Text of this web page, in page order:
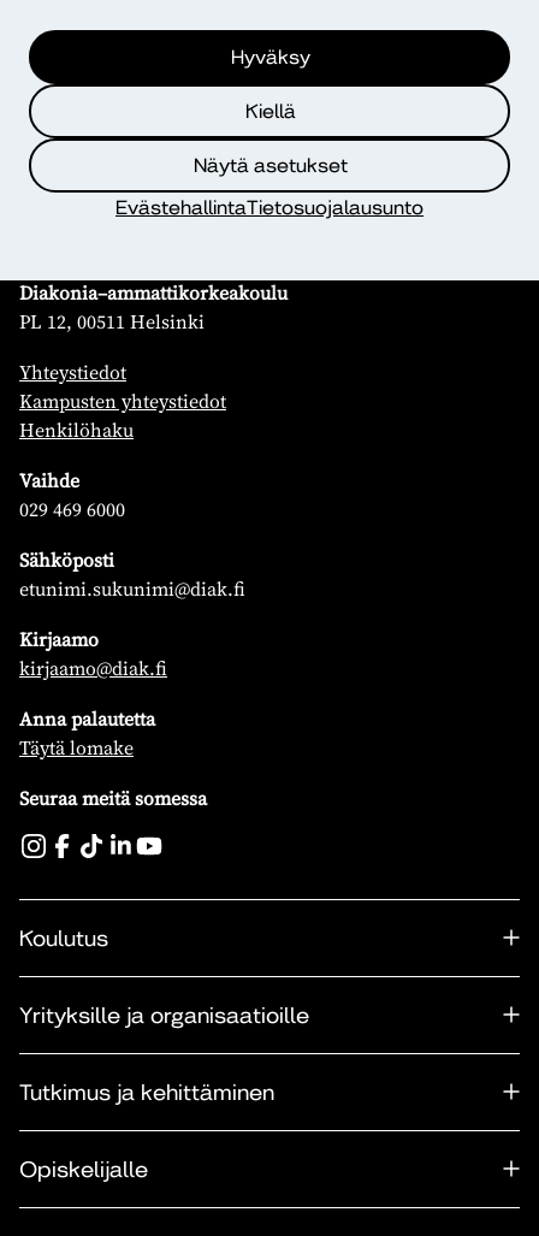
Hyväksy
Kiellä
Näytä asetukset
EvästehallintaTietosuojalausunto
Vaasaan!
Diakonia–ammattikorkeakoulu
PL 12, 00511 Helsinki
Yhteystiedot
Kampusten yhteystiedot
Henkilöhaku
Vaihde
029 469 6000
Sähköposti
etunimi.sukunimi@diak.fi
Kirjaamo
kirjaamo@diak.fi
Anna palautetta
Täytä lomake
Seuraa meitä somessa
Koulutus
Yrityksille ja organisaatioille
Tutkimus ja kehittäminen
Opiskelijalle